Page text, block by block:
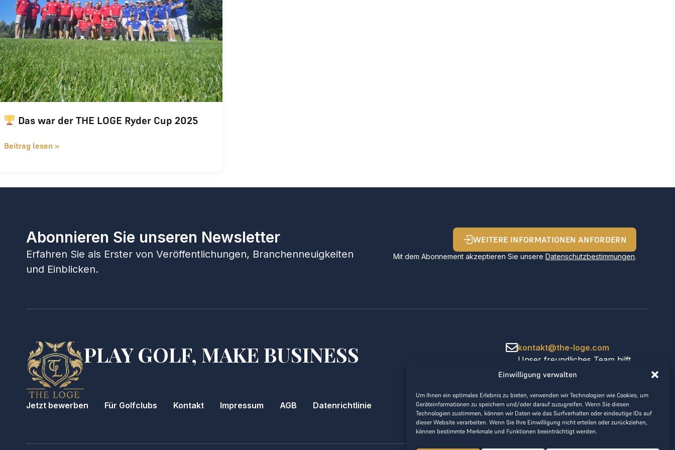
Einwilligung verwalten
Um Ihnen ein optimales Erlebnis zu bieten, verwenden wir Technologien wie Cookies, um
Geräteinformationen zu speichern und/oder darauf zuzugreifen. Wenn Sie diesen
Technologien zustimmen, können wir Daten wie das Surfverhalten oder eindeutige IDs auf
dieser Website verarbeiten. Wenn Sie Ihre Einwilligung nicht erteilen oder zurückziehen,
können bestimmte Merkmale und Funktionen beeinträchtigt werden.
Das war der THE LOGE Ryder Cup 2025
Beitrag lesen »
Abonnieren Sie unseren Newsletter
Erfahren Sie als Erster von Veröffentlichungen, Branchenneuigkeiten
und Einblicken.
WEITERE INFORMATIONEN ANFORDERN
Mit dem Abonnement akzeptieren Sie unsereDatenschutzbestimmungen.
PLAY GOLF, MAKE BUSINESS
Jetzt bewerben Für Golfclubs Kontakt Impressum AGB Datenrichtlinie
kontakt@the-loge.com
Unser freundliches Team hilft
Ihnen gerne weiter.
Mo-Fr von 8:00 bis 17:00 Uhr.